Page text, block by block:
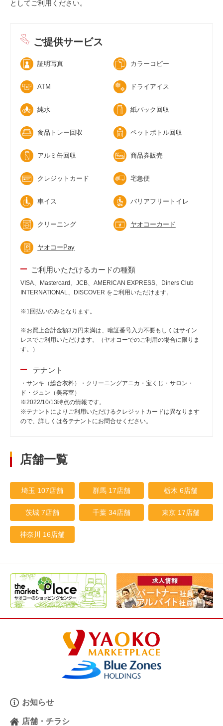
としてご利用ください。
ご提供サービス
証明写真 カラーコピー
ATM ドライアイス
純水 紙パック回収
食品トレー回収 ペットボトル回収
アルミ缶回収 商品券販売
クレジットカード 宅急便
車イス バリアフリートイレ
クリーニング ヤオコーカード
ヤオコーPay
ご利用いただけるカードの種類
VISA、Mastercard、JCB、AMERICAN EXPRESS、Diners Club
INTERNATIONAL、DISCOVER をご利用いただけます。
※1回払いのみとなります。
※お買上合計金額3万円未満は、暗証番号入力不要もしくはサイン
レスでご利用いただけます。（ヤオコーでのご利用の場合に限りま
す。）
テナント
・サンキ（総合衣料）・クリーニングアニカ・宝くじ・サロン・
ド・ジュン（美容室）
※2022/10/13時点の情報です。
※テナントによりご利用いただけるクレジットカードは異なります
ので、詳しくは各テナントにお問合せください。
店舗一覧
埼玉 107店舗 群馬 17店舗 栃木 6店舗
茨城 7店舗 千葉 34店舗 東京 17店舗
神奈川 16店舗
お知らせ
店舗・チラシ